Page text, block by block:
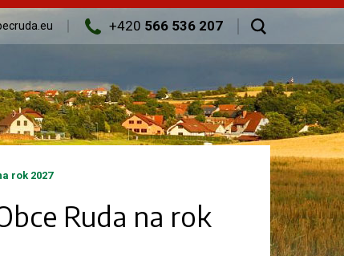
+420 566 536 207
rok 2027
Ruda na rok